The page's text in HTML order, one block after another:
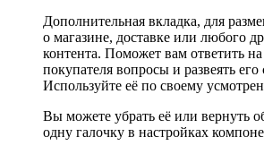
Дополнительная вкладка, для
о магазине, доставке или любого
контента. Поможет вам ответить
покупателя вопросы и развеять
Используйте её по своему
Вы можете убрать её или вернуть
одну галочку в настройках